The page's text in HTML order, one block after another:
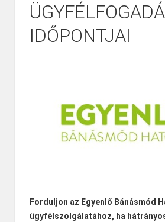
IDŐPONTJAI
Forduljon az Egyenlő Bánásmód
ügyfélszolgálatához, ha